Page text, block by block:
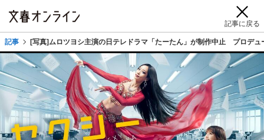
記事に戻る
記事 [写真]ムロツヨシ主演の日テレドラマ「たーたん」が制作中止 プロデ